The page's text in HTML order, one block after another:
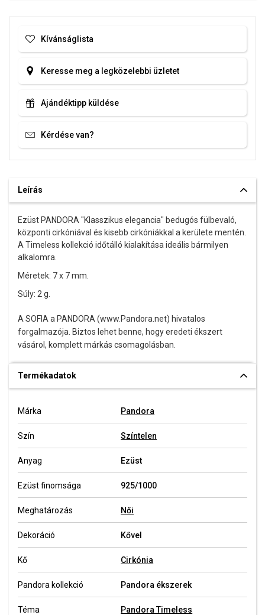
Kívánságlista
Keresse meg a legközelebbi üzletet
Ajándéktipp küldése
Kérdése van?
Leírás
Ezüst PANDORA "Klasszikus elegancia" bedugós fülbevaló,
központi cirkóniával és kisebb cirkóniákkal a kerülete mentén.
A Timeless kollekció időtálló kialakítása ideális bármilyen
alkalomra.
Méretek: 7 x 7 mm.
Súly: 2 g.
A SOFIA a PANDORA (www.Pandora.net) hivatalos
forgalmazója. Biztos lehet benne, hogy eredeti ékszert
vásárol, komplett márkás csomagolásban.
Termékadatok
Márka Pandora
Szín Színtelen
Anyag Ezüst
Ezüst finomsága 925/1000
Meghatározás Női
Dekoráció Kővel
Kő Cirkónia
Pandora kollekció Pandora ékszerek
Téma Pandora Timeless